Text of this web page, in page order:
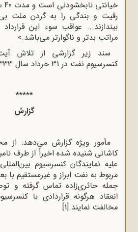
رقیت و بندگی را به گردن ملت
مراتب بدتر و ناگوارتر می‌باشد.»
سند زیر گزارشی از تلاش
کنسرسیوم نفت در 31 خرداد سال 1333 است.
*****
گزارش
مأمور ویژه گزارش می‌دهد: از
کاشانی شنیده شده اخیراً از طرف
علیه نمایندگان کنسرسیوم
مربوط به نفت ابراز و غیرمستقیم با
جمله حائری‌زاده تماس گرفته و
انعقاد هرگونه قراردادی با
مخالفت نمایند.[1]